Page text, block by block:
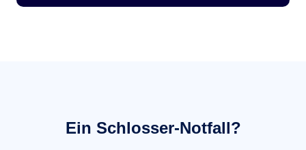
Ein Schlosser-Notfall?